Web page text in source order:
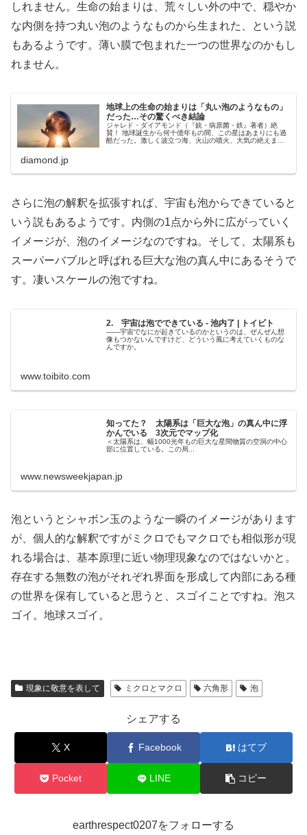
しれません。生命の始まりは、荒々しい外の中で、穏やか
な内側を持つ丸い泡のようなものから生まれた、という説
もあるようです。薄い膜で包まれた一つの世界なのかもし
れません。
地球上の生命の始まりは「丸い泡のようなもの」
だった…その驚くべき結論
ジャレド・ダイアモンド（『銃・病原菌・鉄』著者）絶
賛！ 地球誕生から何十億年もの間、この星はあまりにも過
酷だった。激しく波立つ海、火山の噴火、大気の絶えまな
diamond.jp
さらに泡の解釈を拡張すれば、宇宙も泡からできていると
いう説もあるようです。内側の1点から外に広がっていく
イメージが、泡のイメージなのですね。そして、太陽系も
スーパーバブルと呼ばれる巨大な泡の真ん中にあるそうで
す。凄いスケールの泡ですね。
2. 宇宙は泡でできている - 池内了 | トイビト
――宇宙でなにが起きているのかというのは、ぜんぜん想
像もつかないんですけど、どういう風に考えていくものな
んですか。
www.toibito.com
知ってた？ 太陽系は「巨大な泡」の真ん中に浮
かんでいる 3次元でマップ化
＜太陽系は、幅1000光年もの巨大な星間物質の空洞の中心
部に位置している。この局...
www.newsweekjapan.jp
泡というとシャボン玉のような一瞬のイメージがあります
が、個人的な解釈ですがミクロでもマクロでも相似形が現
れる場合は、基本原理に近い物理現象なのではないかと。
存在する無数の泡がそれぞれ界面を形成して内部にある種
の世界を保有していると思うと、スゴイことですね。泡ス
ゴイ。地球スゴイ。
現象に敬意を表して ミクロとマクロ 六角形 泡
シェアする
X Facebook はてブ
Pocket LINE コピー
earthrespect0207をフォローする